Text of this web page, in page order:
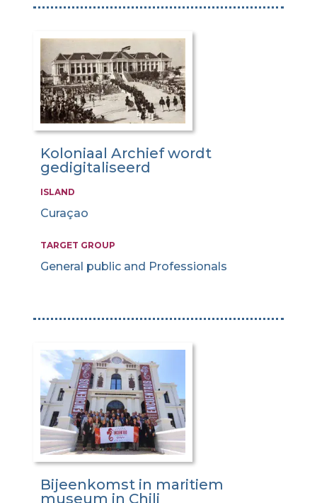
Koloniaal Archief wordt
gedigitaliseerd
ISLAND
Curaçao
TARGET GROUP
General public and Professionals
Bijeenkomst in maritiem
museum in Chili